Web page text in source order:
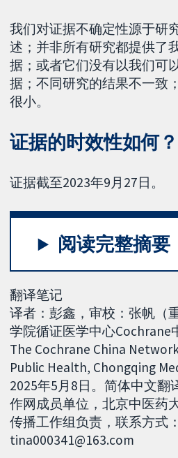
我们对证据不确定性源于研
述；并非所有研究都提供了
据；或者它们没有以我们可
据；不同研究的结果不一致
很小。
证据的时效性如何？
证据截至2023年9月27日。
阅读完整摘要
翻译笔记
译者：彭鑫，审校：张帆（
学院循证医学中心Cochrane
The Cochrane China
Public Health, Chongqing
2025年5月8日。简体中文翻
作网成员单位，北京中医药
传播工作组负责，联系方式：
tina000341@163.com